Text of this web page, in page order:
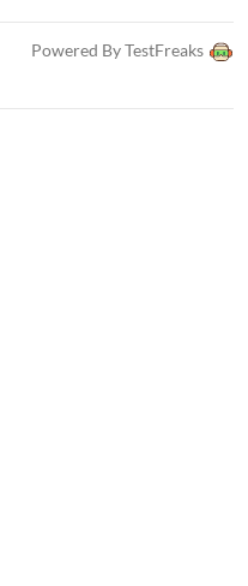
Powered By TestFreaks